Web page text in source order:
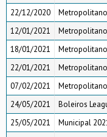
22/12/2020
12/01/2021
18/01/2021
22/01/2021
07/02/2021
24/05/2021
Boleiros
25/05/2021
Municipal